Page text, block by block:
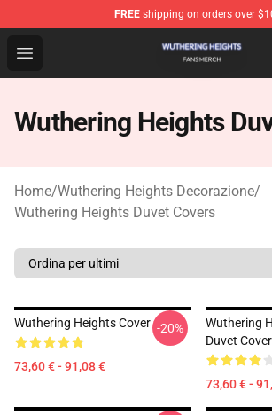
FREE shipping on orders over
Open menu
Wuthering Heights Shop - Official
Wuthering Heights
Home/Wuthering Heights Decorazione/
Wuthering Heights Duvet Covers
Wuthering Heights Cover
73,60 € - 91,08 €
-20%
Wuthering
Duvet Cover
73,60 € -